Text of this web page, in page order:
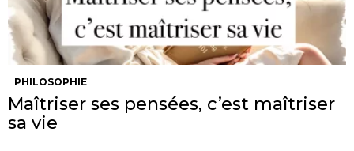
PHILOSOPHIE
Maîtriser ses pensées, c’est maîtriser
sa vie